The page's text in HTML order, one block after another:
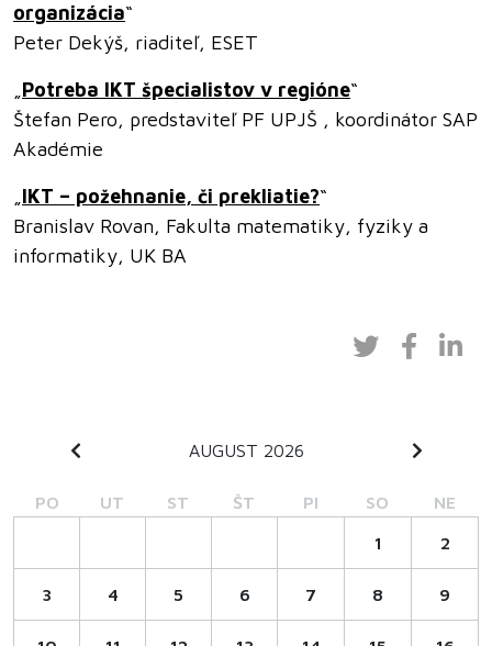
organizácia“
Peter Dekýš, riaditeľ, ESET
„Potreba IKT špecialistov v regióne“
Štefan Pero, predstaviteľ PF UPJŠ , koordinátor SAP
Akadémie
„IKT – požehnanie, či prekliatie?“
Branislav Rovan, Fakulta matematiky, fyziky a
informatiky, UK BA
AUGUST 2026
PO UT ST ŠT PI SO NE
1 2
3 4 5 6 7 8 9